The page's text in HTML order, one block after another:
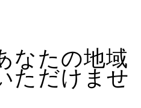
なたの地域
ただけませ